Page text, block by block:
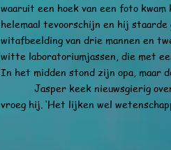
waaruit een hoek van een foto
helemaal tevoorschijn en hij
witafbeelding van drie mannen en
witte laboratoriumjassen, die met
In het midden stond zijn opa, maar
Jasper keek nieuwsgierig over
vroeg hij. ‘Het lijken wel